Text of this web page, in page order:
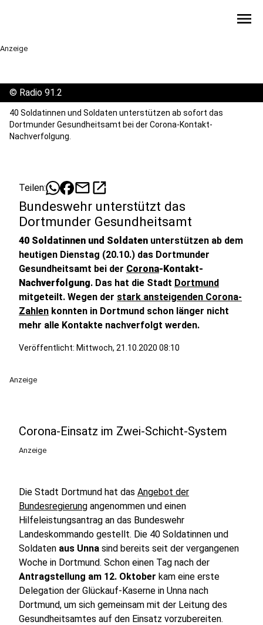
menu
Anzeige
© Radio 91.2
40 Soldatinnen und Soldaten unterstützen ab sofort das
Dortmunder Gesundheitsamt bei der Corona-Kontakt-
Nachverfolgung.
Teilen: mailopen_in_new
Bundeswehr unterstützt das
Dortmunder Gesundheitsamt
40 Soldatinnen und Soldaten unterstützen ab dem
heutigen Dienstag (20.10.) das Dortmunder
Gesundheitsamt bei der Corona-Kontakt-
Nachverfolgung. Das hat die Stadt Dortmund
mitgeteilt. Wegen der stark ansteigenden Corona-
Zahlen konnten in Dortmund schon länger nicht
mehr alle Kontakte nachverfolgt werden.
Veröffentlicht: Mittwoch, 21.10.2020 08:10
Anzeige
Corona-Einsatz im Zwei-Schicht-System
Anzeige
Die Stadt Dortmund hat das Angebot der
Bundesregierung angenommen und einen
Hilfeleistungsantrag an das Bundeswehr
Landeskommando gestellt. Die 40 Soldatinnen und
Soldaten aus Unna sind bereits seit der vergangenen
Woche in Dortmund. Schon einen Tag nach der
Antragstellung am 12. Oktober kam eine erste
Delegation der Glückauf-Kaserne in Unna nach
Dortmund, um sich gemeinsam mit der Leitung des
Gesundheitsamtes auf den Einsatz vorzubereiten.